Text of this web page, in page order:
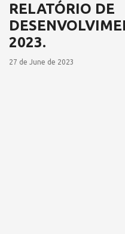
RELATÓRIO DE
2023.
27 de June de 2023